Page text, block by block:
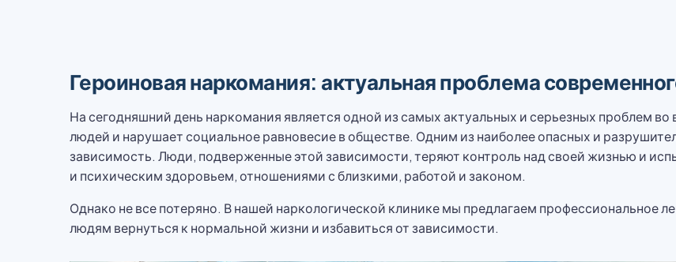
Героиновая наркомания: актуальная проблема
На сегодняшний день наркомания является одной из самых актуальных и серьезных проблем
людей и нарушает социальное равновесие в обществе. Одним из наиболее опасных и
зависимость. Люди, подверженные этой зависимости, теряют контроль над своей жизнью и
и психическим здоровьем, отношениями с близкими, работой и законом.
Однако не все потеряно. В нашей наркологической клинике мы предлагаем профессиональное
людям вернуться к нормальной жизни и избавиться от зависимости.